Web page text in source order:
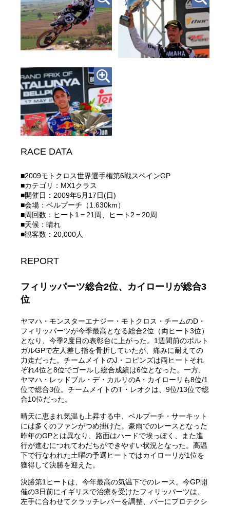
RACE DATA
■2009モトクロス世界選手権第6戦スペインGP
■カテゴリ：MX1クラス
■開催日：2009年5月17日(日)
■会場：ベルプーチ（1.630km）
■周回数：ヒート1＝21周、ヒート2＝20周
■天候：晴れ
■観客数：20,000人
REPORT
フィリッパーツ総合2位、カイローリが総合3
位
ヤマハ・モンスターエナジー・モトクロス・チームのD・
フィリッパーツが今季最高となる総合2位（両ヒート3位）
となり、今季2度目の表彰台に上がった。1週間前のポルト
ガルGPで左人差し指を骨折していたが、痛みに耐えての
力走だった。チームメイトのJ・コピンズは両ヒートそれ
ぞれ4位と8位でゴールし総合成績は6位となった。一方、
ヤマハ・レッドブル・デ・カルリのA・カイローリも8位/1
位で総合3位。チームメイトのT・レオクは、9位/13位で総
合10位だった。
晴天に恵まれ気温も上昇する中、ベルプーチ・サーキット
には多くのファンがつめ掛けた。豪雨でのレースとなった
昨年のGPとは異なり、路面はハードで埃っぽく、また進
行が進むにつれてわだちができやすい状況となった。高温
下で行なわれた土曜の予選ヒートではカイローリが1位を
獲得して決勝を迎えた。
決勝第1ヒートは、今年最高の気温下でのレース。今GP開
催の3日前にイギリスで治療を受けたフィリッパーツは、
左手に合わせてクラッチレバーを調整、バーにプロテクシ